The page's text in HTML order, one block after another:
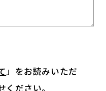
」をお読みいただ
ださい。